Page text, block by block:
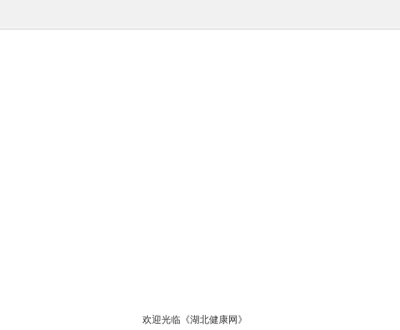
欢迎光临《湖北健康网》